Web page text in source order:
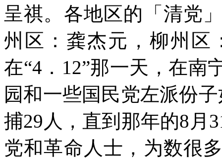
呈祺。各地区的「清党
州区：龚杰元，柳州区
在“4 ． 12”那一天，在南
园和一些国民党左派份
捕29 人，直到那年的8 月
党和革命人士，为数很